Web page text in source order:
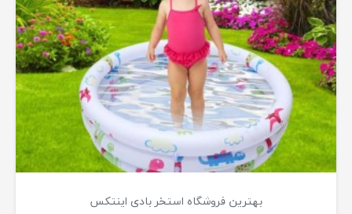
بهترین فروشگاه استخر بادی اینتکس